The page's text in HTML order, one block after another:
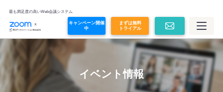
最も満足度の高いWeb会議システム
まずは無料
トライアル
キャンペーン開催
中
Zoom Contact Center
Zoom Revenue Accelerator
イベント情報